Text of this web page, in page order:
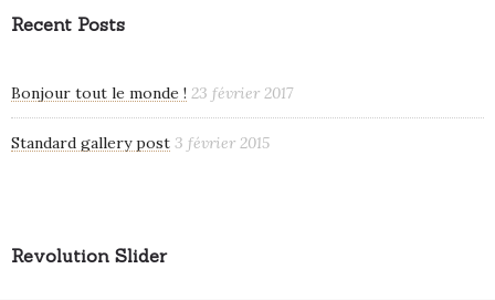
Recent Posts
Bonjour tout le monde ! 23 février 2017
Standard gallery post 3 février 2015
Revolution Slider